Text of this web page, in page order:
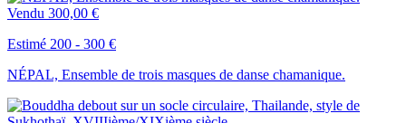
Vendu 300,00 €
Estimé 200 - 300 €
NÉPAL, Ensemble de trois masques de danse chamanique.